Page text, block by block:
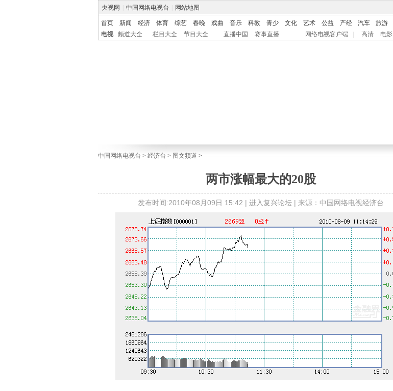
央视网 中国网络电视台 网站地图
首页 新闻 经济 体育 综艺 春晚 戏曲 音乐 科教 青少 文化 艺术 公益 产经 汽车 旅游
电视
频道大全 栏目大全 节目大全 直播中国 赛事直播 网络电视客户端 高清 电影
中国网络电视台 > 经济台 > 图文频道 >
两市涨幅最大的20股
发布时间:2010年08月09日 15:42 | 进入复兴论坛| 来源：中国网络电视经济台